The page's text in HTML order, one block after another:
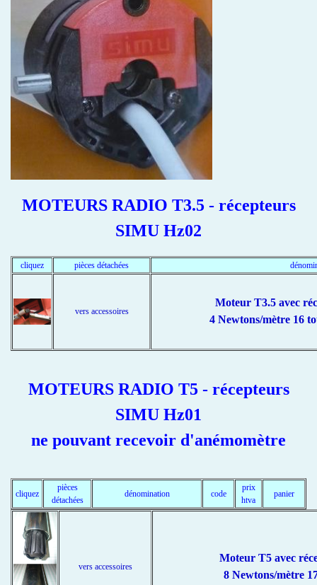
MOTEURS RADIO T3.5 - récepteurs
SIMU Hz02
cliquez pièces détachées
vers accessoires
Moteur T3.5 avec
4 Newtons/mètre 16
MOTEURS RADIO T5 - récepteurs
SIMU Hz01
ne pouvant recevoir d'anémomètre
cliquez
pièces
détachées
dénomination code
prix
htva
panier
vers accessoires
Moteur T5 avec
8 Newtons/mètre